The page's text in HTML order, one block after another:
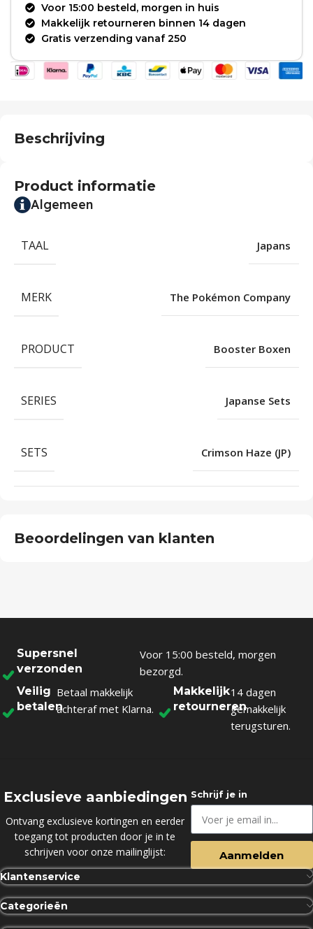
Voor 15:00 besteld, morgen in huis
Makkelijk retourneren binnen 14 dagen
Gratis verzending vanaf 250
Beschrijving
Product informatie
Algemeen
TAAL Japans
MERK The Pokémon Company
PRODUCT Booster Boxen
SERIES Japanse Sets
SETS Crimson Haze (JP)
Beoordelingen van klanten
Supersnel
verzonden
Voor 15:00 besteld, morgen
bezorgd.
Veilig
betalen
Betaal makkelijk
achteraf met Klarna.
Makkelijk
retourneren
14 dagen
gemakkelijk
terugsturen.
Exclusieve aanbiedingen
Ontvang exclusieve kortingen en eerder
toegang tot producten door je in te
schrijven voor onze mailinglijst:
Schrijf je in
Aanmelden
Klantenservice
Categorieën